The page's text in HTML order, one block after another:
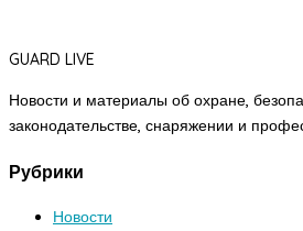
GUARD LIVE
Новости и материалы об охране,
законодательстве, снаряжении и
Рубрики
Новости